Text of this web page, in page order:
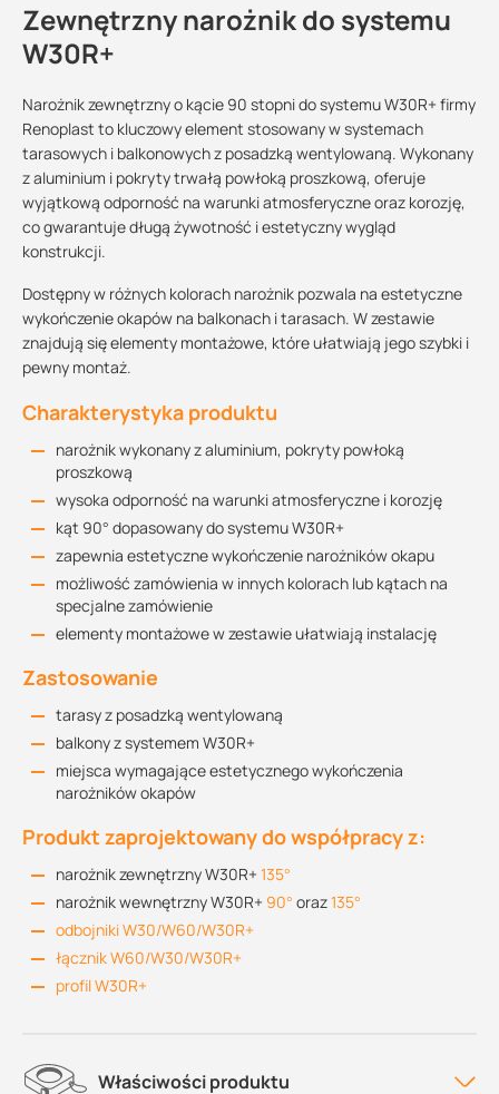
Zewnętrzny narożnik do systemu
W30R+
Narożnik zewnętrzny o kącie 90 stopni do systemu W30R+ firmy
Renoplast to kluczowy element stosowany w systemach
tarasowych i balkonowych z posadzką wentylowaną. Wykonany
z aluminium i pokryty trwałą powłoką proszkową, oferuje
wyjątkową odporność na warunki atmosferyczne oraz korozję,
co gwarantuje długą żywotność i estetyczny wygląd
konstrukcji.
Dostępny w różnych kolorach narożnik pozwala na estetyczne
wykończenie okapów na balkonach i tarasach. W zestawie
znajdują się elementy montażowe, które ułatwiają jego szybki i
pewny montaż.
Charakterystyka produktu
narożnik wykonany z aluminium, pokryty powłoką
proszkową
wysoka odporność na warunki atmosferyczne i korozję
kąt 90° dopasowany do systemu W30R+
zapewnia estetyczne wykończenie narożników okapu
możliwość zamówienia w innych kolorach lub kątach na
specjalne zamówienie
elementy montażowe w zestawie ułatwiają instalację
Zastosowanie
tarasy z posadzką wentylowaną
balkony z systemem W30R+
miejsca wymagające estetycznego wykończenia
narożników okapów
Produkt zaprojektowany do współpracy z:
narożnik zewnętrzny W30R+ 135°
narożnik wewnętrzny W30R+ 90° oraz135°
odbojniki W30/W60/W30R+
łącznik W60/W30/W30R+
profil W30R+
Właściwości produktu